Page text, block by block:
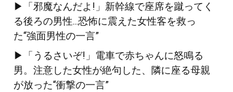
▶「邪魔なんだよ!」新幹線で座席を蹴ってく
る後ろの男性...恐怖に震えた女性客を救っ
た“強面男性の一言”
▶「うるさいぞ!」電車で赤ちゃんに怒鳴る
男。注意した女性が絶句した、隣に座る母親
が放った“衝撃の一言”